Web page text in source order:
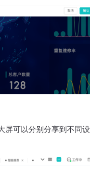
屏可以分别分享到不同